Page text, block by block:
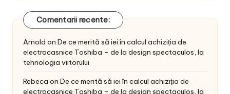
Comentarii recente:
Arnold on De ce merită să iei în calcul achiziția de
electrocasnice Toshiba – de la design spectaculos, la
tehnologia viitorului
Rebeca on De ce merită să iei în calcul achiziția de
electrocasnice Toshiba – de la design spectaculos, la